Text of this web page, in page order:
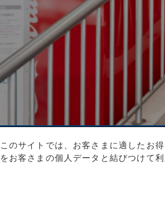
このサイトでは、お客さまに適したお
をお客さまの個人データと結びつけて